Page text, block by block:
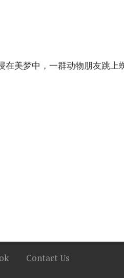
美梦中，一群动物朋友跳上
Contact Us